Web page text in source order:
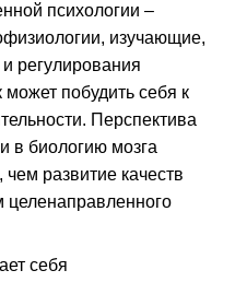
психологии –
изучающие,
регулирования
побудить себя к
Перспектива
в биологию мозга
развитие качеств
целенаправленного
себя